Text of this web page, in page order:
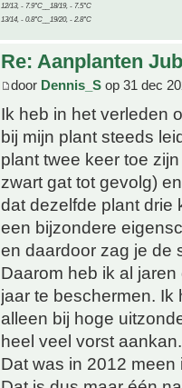
12/13, - 7.9°C__18/19, - 7.5°C
13/14, - 0.8°C__19/20, - 2.8°C
Re: Aanplanten
door Dennis_S op 31 dec
Ik heb in het verleden
bij mijn plant steeds
plant twee keer toe
zwart gat tot gevolg)
dat dezelfde plant drie
een bijzondere
en daardoor zag je de
Daarom heb ik al
jaar te beschermen.
alleen bij hoge
heel veel vorst
Dat was in 2012